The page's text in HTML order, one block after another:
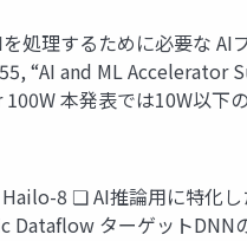
処理するために必要な
“AI and ML
本発表では10W以下
8 ❏ AI推論用に特化し
ターゲットDNN